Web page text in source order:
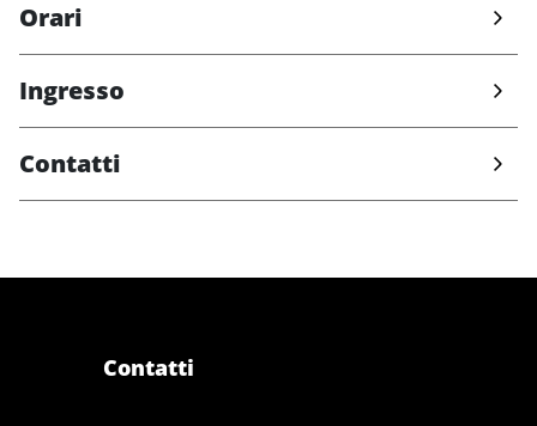
Orari
Ingresso
Contatti
Contatti